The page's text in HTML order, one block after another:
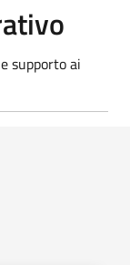
supporto ai